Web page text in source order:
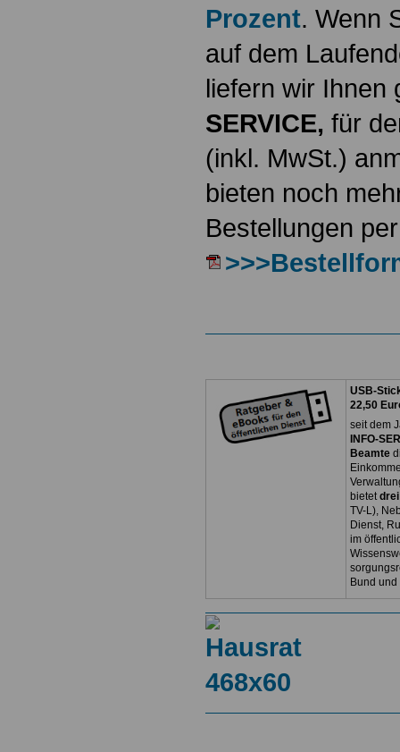
Prozent. Wenn
auf dem
liefern wir
SERVICE, für
(inkl. MwSt.)
bieten noch
Bestellungen
USB-
22,50
seit dem
INFO-
Beamte
bietet
TV-L),
Dienst,
im
Bund